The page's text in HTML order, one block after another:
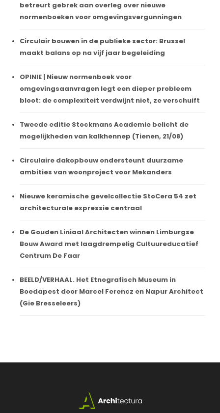
betreurt gebrek aan overleg over nieuwe
normenboeken voor omgevingsvergunningen
Circulair bouwen in de publieke sector: Brussel
maakt balans op na vijf jaar begeleiding
OPINIE | Nieuw normenboek voor
omgevingsaanvragen legt een dieper probleem
bloot: de complexiteit verdwijnt niet, ze verschuift
Tweede editie Stockmans Academie belicht de
mogelijkheden van kalkhennep (Tienen, 21/08)
Circulaire dakopbouw ondersteunt duurzame
ambities van woonproject voor Mekanders
Nieuwe keramische gevelcollectie StoCera 54 zet
architecturale expressie centraal
De Gouden Liniaal Architecten winnen Limburgse
Bouw Award met laagdrempelig Cultuureducatief
Centrum De Faar
BEELD/VERHAAL. Het Etnografisch Museum in
Boedapest door Marcel Ferencz en Napur Architect
(Gie Bresseleers)